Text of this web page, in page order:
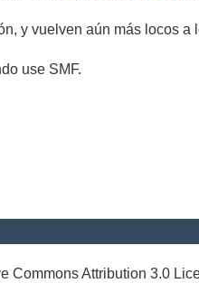
y vuelven aún más locos a
use SMF.
Commons Attribution 3.0